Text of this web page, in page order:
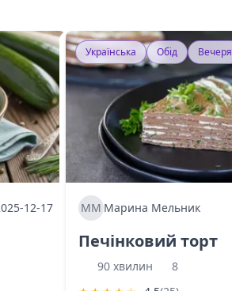
12-17
Українська Обід Вечеря
МММарина Мельник
Печінковий торт
90 хвилин
8